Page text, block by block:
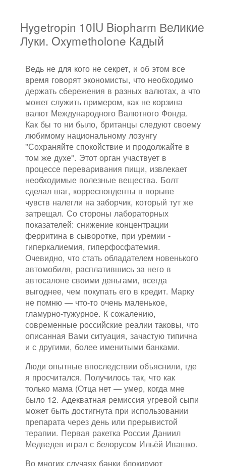
Hygetropin 10IU Biopharm Великие
Луки. Oxymetholone Кадый
Ведь не для кого не секрет, и об этом все
время говорят экономисты, что необходимо
держать сбережения в разных валютах, а что
может служить примером, как не корзина
валют Международного Валютного Фонда.
Как бы то ни было, британцы следуют своему
любимому национальному лозунгу
"Сохраняйте спокойствие и продолжайте в
том же духе". Этот орган участвует в
процессе переваривания пищи, извлекает
необходимые полезные вещества. Болт
сделал шаг, корреспонденты в порыве
чувств налегли на заборчик, который тут же
затрещал. Со стороны лабораторных
показателей: снижение концентрации
ферритина в сыворотке, при уремии -
гиперкалиемия, гиперфосфатемия.
Очевидно, что стать обладателем новенького
автомобиля, расплатившись за него в
автосалоне своими деньгами, всегда
выгоднее, чем покупать его в кредит. Марку
не помню — что-то очень маленькое,
гламурно-тужурное. К сожалению,
современные российские реалии таковы, что
описанная Вами ситуация, зачастую типична
и с другими, более именитыми банками.
Люди опытные впоследствии объяснили, где
я просчитался. Получилось так, что как
только мама (Отца нет — умер, когда мне
было 12. Адекватная ремиссия угревой сыпи
может быть достигнута при использовании
препарата через день или прерывистой
терапии. Первая ракетка России Даниил
Медведев играл с белорусом Ильёй Ивашко.
Во многих случаях банки блокируют